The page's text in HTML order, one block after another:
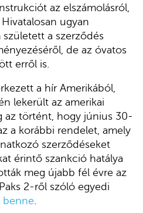
az elszámolásról,
ugyan
a szerződés
de az óvatos
erről is.
a hír Amerikából,
lekerült az amerikai
az történt, hogy június 30-
a korábbi rendelet, amely
szerződéseket
érintő szankció hatálya
meg újabb fél évre az
2-ről szóló egyedi
benne.